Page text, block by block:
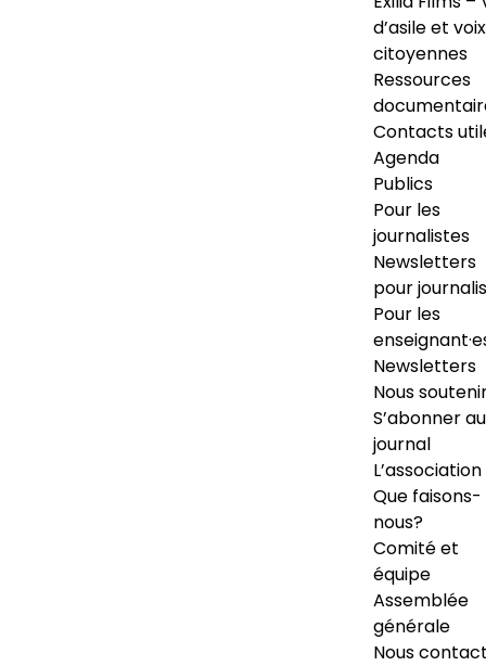
d’asile et voix
citoyennes
Ressources
Contacts
Agenda
Publics
Pour les
journalistes
Newsletters
pour
Pour les
Newsletters
Nous
S’abonner au
journal
L’association
Que faisons-
nous?
Comité et
équipe
Assemblée
générale
Nous